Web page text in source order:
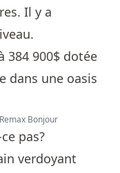
Il y a
Bonjour
pas?
verdoyant